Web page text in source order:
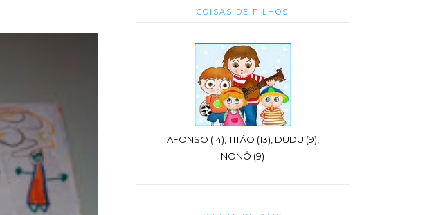
COISAS DE FILHOS
AFONSO (14), TITÃO (13), DUDU (9),
NONÔ (9)